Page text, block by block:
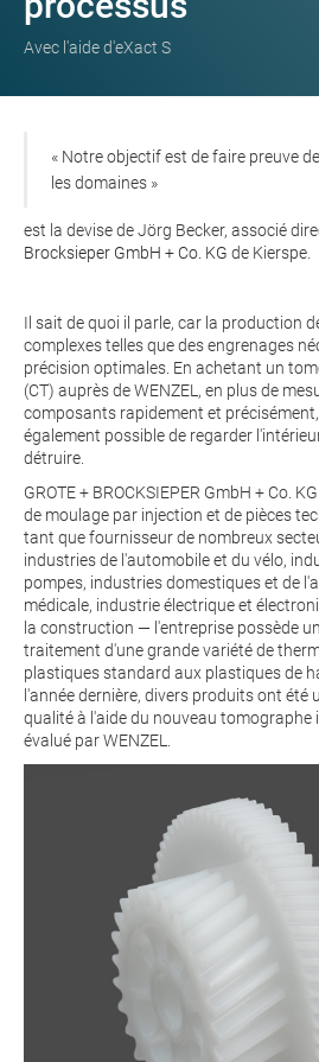
Avec l'aide d'eXact S
« Notre objectif est de faire preuve
les domaines »
est la devise de Jörg Becker, associé
Brocksieper GmbH + Co. KG de Kierspe.
Il sait de quoi il parle, car la production
complexes telles que des engrenages
précision optimales. En achetant un
(CT) auprès de WENZEL, en plus de
composants rapidement et
également possible de regarder
détruire.
GROTE + BROCKSIEPER GmbH + Co.
de moulage par injection et de pièces
tant que fournisseur de nombreux
industries de l'automobile et du vélo,
pompes, industries domestiques et de
médicale, industrie électrique et
la construction — l'entreprise possède
traitement d'une grande variété de
plastiques standard aux plastiques de
l'année dernière, divers produits ont été
qualité à l'aide du nouveau
évalué par WENZEL.